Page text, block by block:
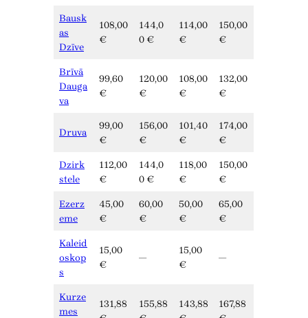
Bausk
as
Dzīve
108,00
€
144,0
0 €
114,00
€
150,00
€
Brīvā
Dauga
va
99,60
€
120,00
€
108,00
€
132,00
€
Druva
99,00
€
156,00
€
101,40
€
174,00
€
Dzirk
stele
112,00
€
144,0
0 €
118,00
€
150,00
€
Ezerz
eme
45,00
€
60,00
€
50,00
€
65,00
€
Kaleid
oskop
s
15,00
€
—
15,00
€
—
Kurze
mes
131,88
155,88
143,88
167,88